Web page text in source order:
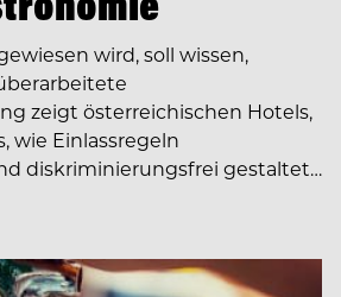
wird, soll wissen,
zeigt österreichischen Hotels,
wie Einlassregeln
diskriminierungsfrei gestaltet…